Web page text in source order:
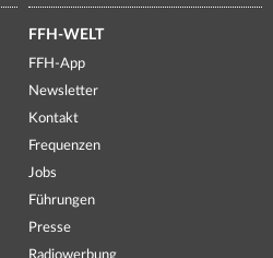
FFH-WELT
FFH-App
Newsletter
Kontakt
Frequenzen
Jobs
Führungen
Presse
Radiowerbung